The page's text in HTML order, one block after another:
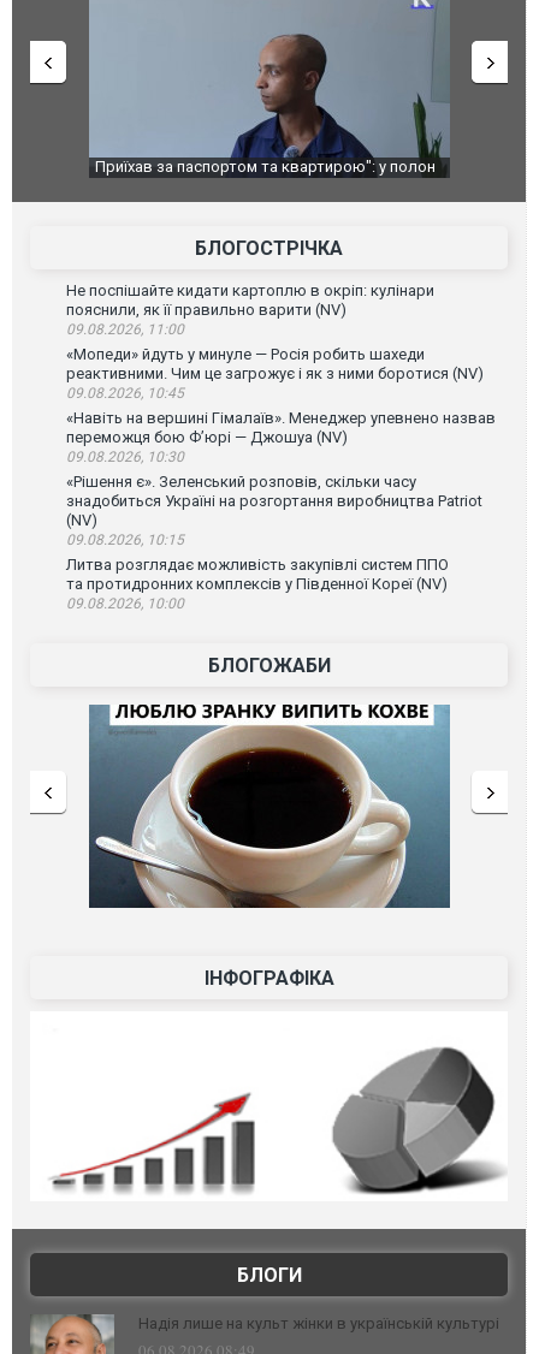
та квартирою": у полон
Мохамеда Салаха
Одесу накрила потужна злива з градом
БЛОГОСТРІЧКА
Не поспішайте кидати картоплю в окріп: кулінари
пояснили, як її правильно варити (NV)
09.08.2026, 11:00
«Мопеди» йдуть у минуле — Росія робить шахеди
реактивними. Чим це загрожує і як з ними боротися (NV)
09.08.2026, 10:45
«Навіть на вершині Гімалаїв». Менеджер упевнено назвав
переможця бою Ф’юрі — Джошуа (NV)
09.08.2026, 10:30
«Рішення є». Зеленський розповів, скільки часу
знадобиться Україні на розгортання виробництва Patriot
(NV)
09.08.2026, 10:15
Литва розглядає можливість закупівлі систем ППО
та протидронних комплексів у Південної Кореї (NV)
09.08.2026, 10:00
БЛОГОЖАБИ
ІНФОГРАФІКА
БЛОГИ
Надія лише на культ жінки в українській культурі